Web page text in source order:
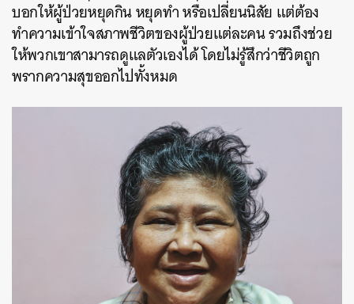
บอกให้ผู้ป่วยหยุดกิน หยุดทำ หรือเปลี่ยนนิสัย แต่ต้อง
ทำความเข้าใจสภาพชีวิตของผู้ป่วยแต่ละคน รวมถึงช่วย
ให้พวกเขาสามารถดูแลตัวเองได้ โดยไม่รู้สึกว่าชีวิตถูก
พรากความสุขออกไปทั้งหมด